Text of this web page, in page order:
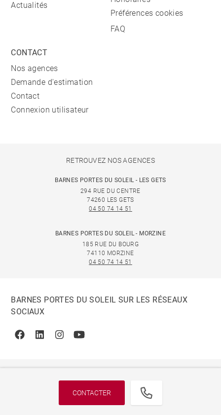
CONTACTER
Actualités
Préférences cookies
FAQ
CONTACT
Nos agences
Demande d'estimation
Contact
Connexion utilisateur
RETROUVEZ NOS AGENCES
BARNES PORTES DU SOLEIL - LES GETS
294 RUE DU CENTRE
74260 LES GETS
04 50 74 14 51
BARNES PORTES DU SOLEIL - MORZINE
185 RUE DU BOURG
74110 MORZINE
04 50 74 14 51
BARNES PORTES DU SOLEIL SUR LES RÉSEAUX
SOCIAUX
FacebookLinkedinInstagramYoutube
© 2026 BARNES, INTERNATIONAL REALTY - BARNES
INTERNATIONAL